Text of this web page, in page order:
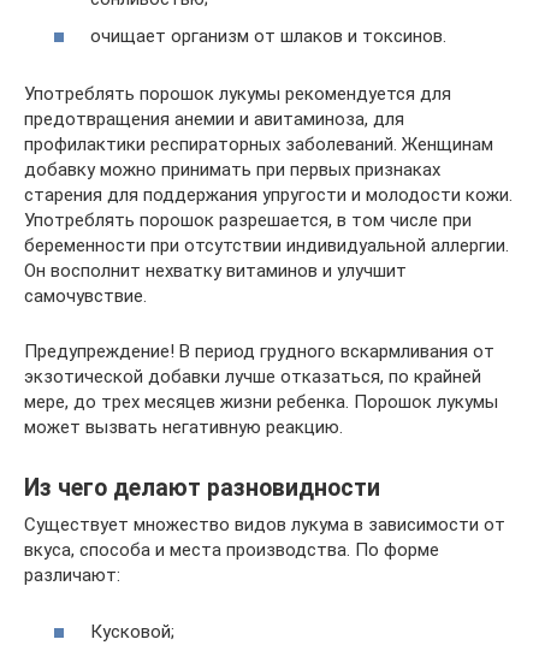
очищает организм от шлаков и токсинов.
Употреблять порошок лукумы рекомендуется для
предотвращения анемии и авитаминоза, для
профилактики респираторных заболеваний. Женщинам
добавку можно принимать при первых признаках
старения для поддержания упругости и молодости кожи.
Употреблять порошок разрешается, в том числе при
беременности при отсутствии индивидуальной аллергии.
Он восполнит нехватку витаминов и улучшит
самочувствие.
Предупреждение! В период грудного вскармливания от
экзотической добавки лучше отказаться, по крайней
мере, до трех месяцев жизни ребенка. Порошок лукумы
может вызвать негативную реакцию.
Из чего делают разновидности
Существует множество видов лукума в зависимости от
вкуса, способа и места производства. По форме
различают:
Кусковой;